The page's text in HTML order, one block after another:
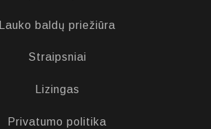
Lauko baldų priežiūra
Straipsniai
Lizingas
Privatumo politika